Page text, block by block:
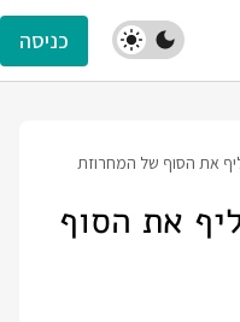
כניסה
את הסוף של המחרוזת
את הסוף